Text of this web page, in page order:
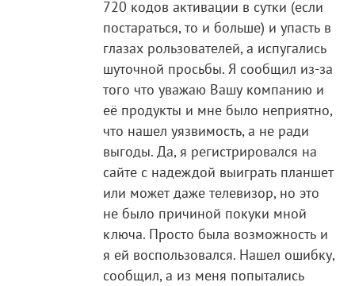
720 кодов активации в сутки (если
постараться, то и больше) и упасть в
глазах рользователей, а испугались
шуточной просьбы. Я сообщил из-за
того что уважаю Вашу компанию и
её продукты и мне было неприятно,
что нашел уязвимость, а не ради
выгоды. Да, я регистрировался на
сайте с надеждой выиграть планшет
или может даже телевизор, но это
не было причиной покуки мной
ключа. Просто была возможность и
я ей воспользовался. Нашел ошибку,
сообщил, а из меня попытались